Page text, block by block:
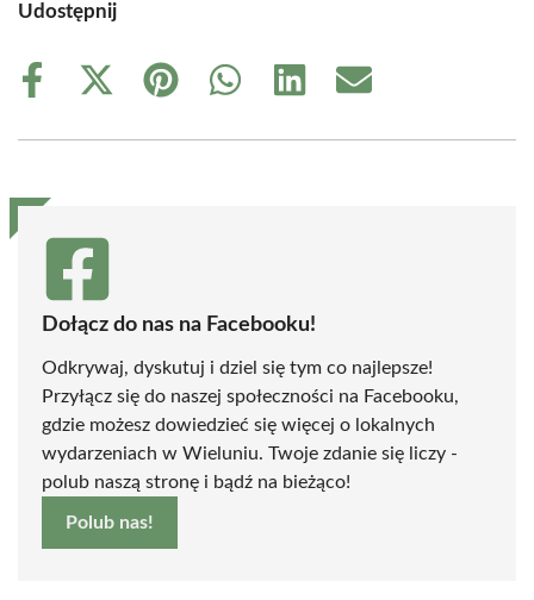
Udostępnij
Share
Share
(Twitter)
Share
Share
Share
Share
Dołącz do nas na Facebooku!
Odkrywaj, dyskutuj i dziel się tym co najlepsze!
Przyłącz się do naszej społeczności na Facebooku,
gdzie możesz dowiedzieć się więcej o lokalnych
wydarzeniach w Wieluniu. Twoje zdanie się liczy -
polub naszą stronę i bądź na bieżąco!
Polub nas!